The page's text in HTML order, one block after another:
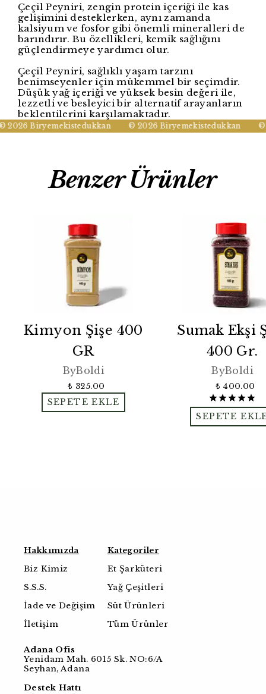
Çeçil Peyniri, zengin protein içeriği ile kas
gelişimini desteklerken, aynı zamanda
kalsiyum ve fosfor gibi önemli mineralleri de
barındırır. Bu özellikleri, kemik sağlığını
güçlendirmeye yardımcı olur.
Çeçil Peyniri, sağlıklı yaşam tarzını
benimseyenler için mükemmel bir seçimdir.
Düşük yağ içeriği ve yüksek besin değeri ile,
lezzetli ve besleyici bir alternatif arayanların
beklentilerini karşılamaktadır.
Biryemekistedukkan © 2026 Biryemekistedukkan ©
Benzer Ürünler
Kimyon Şişe 400
GR
ByBoldi
₺ 325.00
SEPETE EKLE
Sumak Ekşi
400 Gr.
ByBoldi
₺ 400.00
SEPETE
Hakkımızda
Biz Kimiz
S.S.S.
İade ve Değişim
İletişim
Kategoriler
Et Şarküteri
Yağ Çeşitleri
Süt Ürünleri
Tüm Ürünler
Adana Ofis
Yenidam Mah. 6015 Sk. NO:6/A
Seyhan, Adana
Destek Hattı